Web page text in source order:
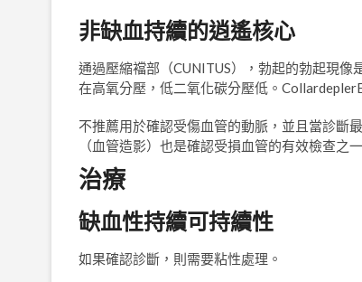
非缺血持續的逍遙核心
通過壓縮襠部（CUNITUS），勃起的勃起現
在高氧分壓，低二氧化碳分壓低。
不推薦用於確認受傷血管的動脈，並且當診斷
（血管造影）也是確認受損血管的有效檢查之一
治療
缺血性持續可持續性
如果確認診斷，則需要粘性處理。